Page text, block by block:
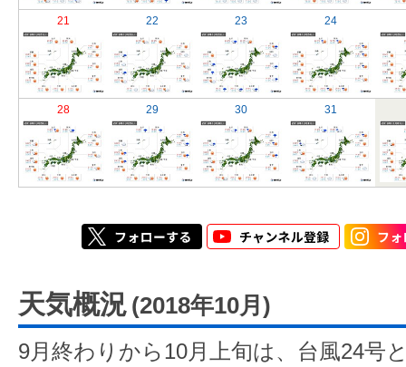
21 22 23 24
28 29 30 31
天気概況 (2018年10月)
9月終わりから10月上旬は、台風24号